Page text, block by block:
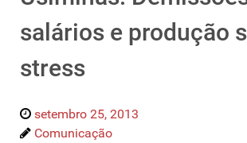
salários e produção
stress
setembro 25, 2013
Comunicação